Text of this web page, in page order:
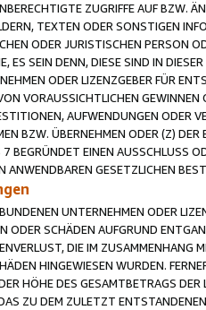
ZUGRIFFE AUF BZW.
TEXTEN ODER SONSTIGEN
ODER JURISTISCHEN PERSON
ES SEIN DENN, DIESE SIND IN
ODER LIZENZGEBER FÜR
VORAUSSICHTLICHEN
AUFWENDUNGEN ODER
BZW. ÜBERNEHMEN ODER (Z)
BEGRÜNDET EINEN AUSSCHLUSS
ANWENDBAREN GESETZLICHEN
UNTERNEHMEN ODER
ODER SCHÄDEN AUFGRUND
DIE IM ZUSAMMENHANG
HINGEWIESEN WURDEN.
HÖHE DES GESAMTBETRAGS
ZU DEM ZULETZT